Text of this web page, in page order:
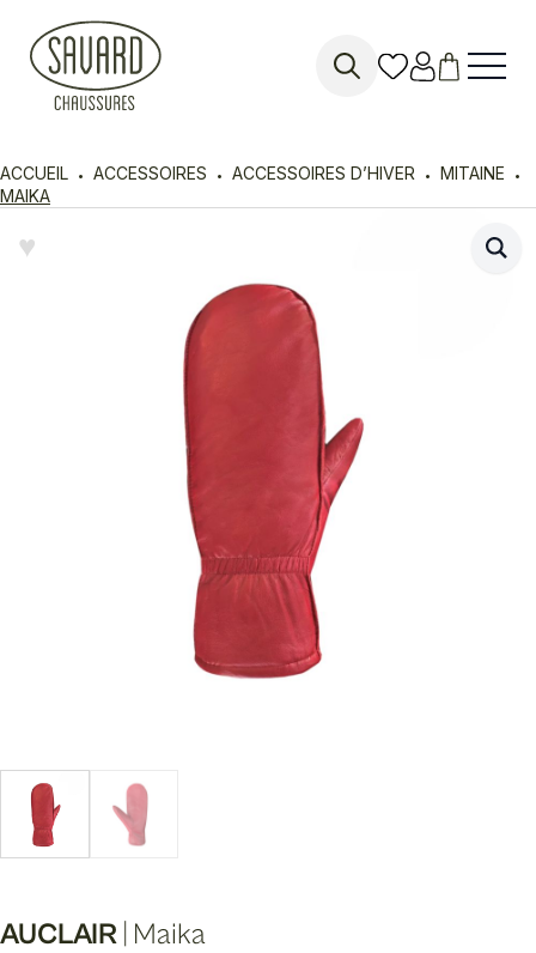
ACCUEIL ACCESSOIRES ACCESSOIRES D’HIVER
MITAINE
MAIKA
♥︎
AUCLAIR Maika